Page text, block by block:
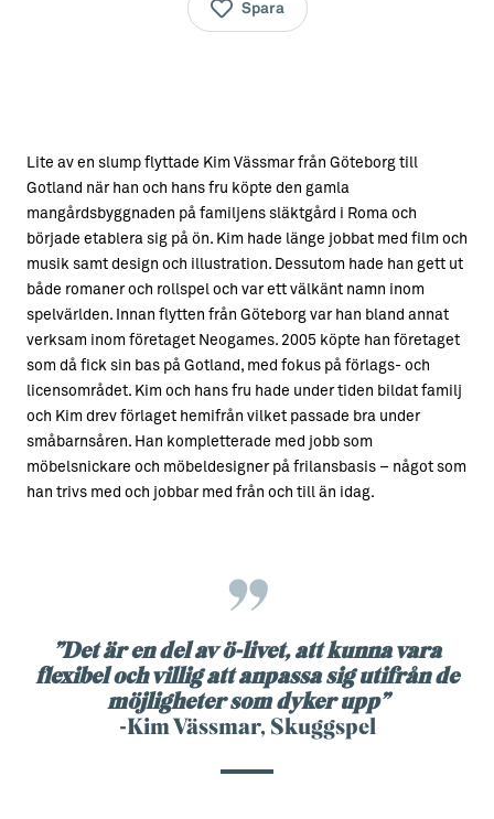
Spara
Lite av en slump flyttade Kim Vässmar från Göteborg till
Gotland när han och hans fru köpte den gamla
mangårdsbyggnaden på familjens släktgård i Roma och
började etablera sig på ön. Kim hade länge jobbat med film och
musik samt design och illustration. Dessutom hade han gett ut
både romaner och rollspel och var ett välkänt namn inom
spelvärlden. Innan flytten från Göteborg var han bland annat
verksam inom företaget Neogames. 2005 köpte han företaget
som då fick sin bas på Gotland, med fokus på förlags- och
licensområdet. Kim och hans fru hade under tiden bildat familj
och Kim drev förlaget hemifrån vilket passade bra under
småbarnsåren. Han kompletterade med jobb som
möbelsnickare och möbeldesigner på frilansbasis – något som
han trivs med och jobbar med från och till än idag.
”Det är en del av ö-livet, att kunna vara
flexibel och villig att anpassa sig utifrån de
möjligheter som dyker upp”
-Kim Vässmar, Skuggspel